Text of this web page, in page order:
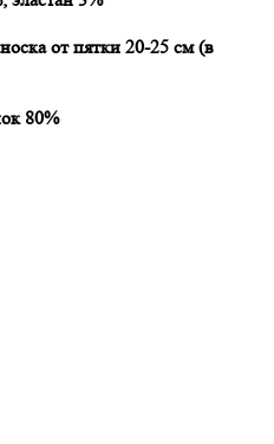
от пятки 20-25 см (в
80%